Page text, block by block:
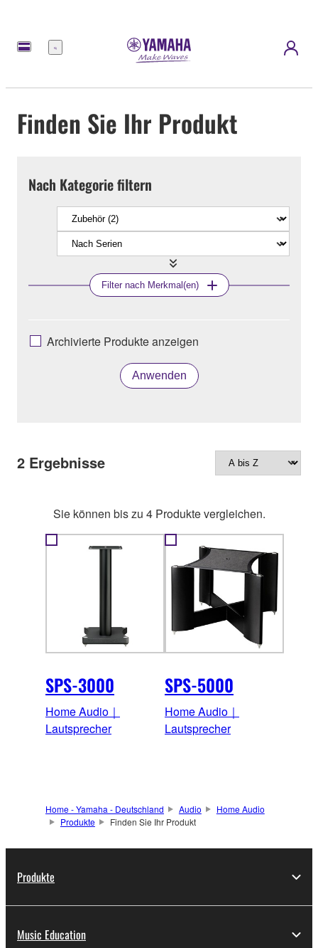
Menü
Finden Sie Ihr Produkt
Nach Kategorie filtern
Filter nach Merkmal(en)
Archivierte Produkte anzeigen
Anwenden
2 Ergebnisse
Sie können bis zu 4 Produkte vergleichen.
SPS-3000
Home Audio｜
Lautsprecher
SPS-5000
Home Audio｜
Lautsprecher
Home - Yamaha - Deutschland Audio
Home Audio
Produkte
Finden Sie Ihr Produkt
Produkte
Music Education